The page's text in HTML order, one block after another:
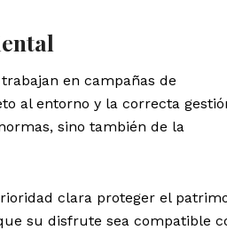
en campañas de
al entorno y la correcta
sino también de la
clara proteger el
su disfrute sea compatible